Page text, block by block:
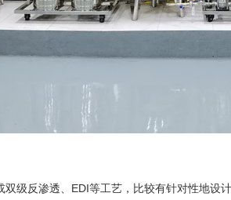
级反渗透、EDI等工艺，比较有针对性地设